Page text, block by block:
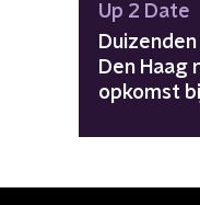
Up 2 Date
Den Haag
opkomst